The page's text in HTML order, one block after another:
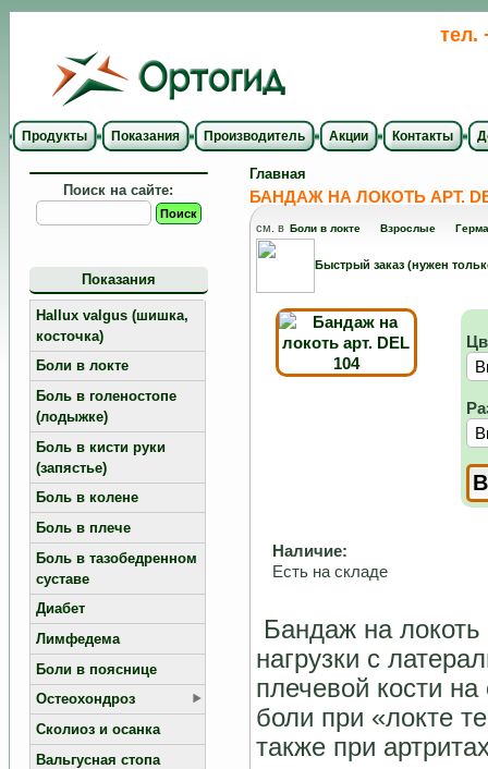
тел.
Продукты Показания Производитель Акции Контакты
Поиск на сайте:
Показания
Hallux valgus (шишка,
косточка)
Боли в локте
Боль в голеностопе
(лодыжке)
Боль в кисти руки
(запястье)
Боль в колене
Боль в плече
Боль в тазобедренном
суставе
Диабет
Лимфедема
Боли в пояснице
Остеохондроз
Сколиоз и осанка
Вальгусная стопа
Главная
БАНДАЖ НА ЛОКОТЬ АРТ.
см. в Боли в локте Взрослые
Быстрый заказ (нужен
Наличие:
Есть на складе
Бандаж на
нагрузки с
плечевой кости
боли при «локте
также при